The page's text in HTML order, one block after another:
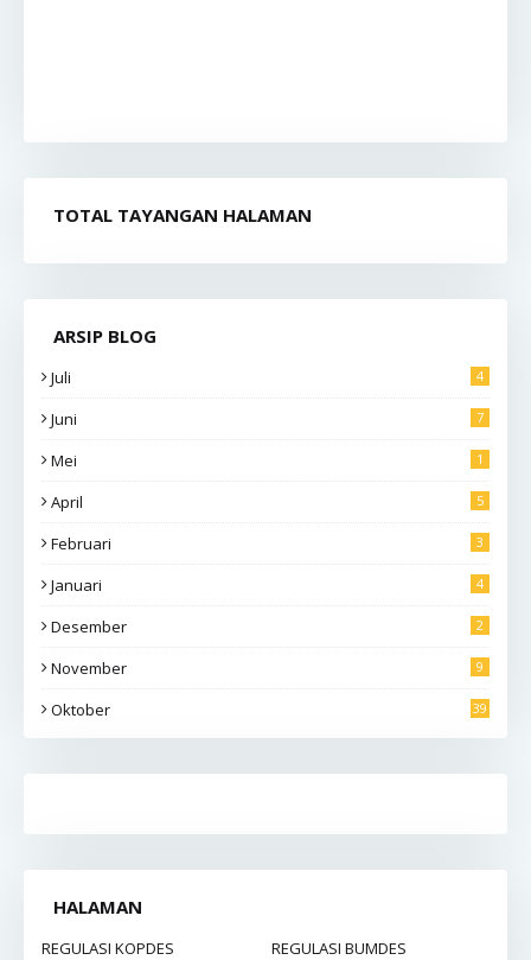
TOTAL TAYANGAN HALAMAN
ARSIP BLOG
Juli 4
Juni 7
Mei 1
April 5
Februari 3
Januari 4
Desember 2
November 9
Oktober 39
HALAMAN
REGULASI KOPDES
REGULASI BUMDES